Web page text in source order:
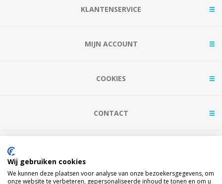
KLANTENSERVICE
MIJN ACCOUNT
COOKIES
CONTACT
Wij gebruiken cookies
We kunnen deze plaatsen voor analyse van onze bezoekersgegevens, om
onze website te verbeteren, gepersonaliseerde inhoud te tonen en om u